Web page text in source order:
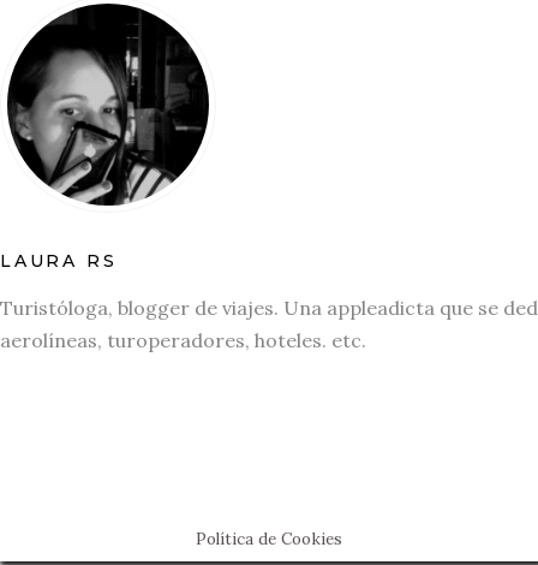
LAURA RS
Turistóloga, blogger de viajes. Una appleadicta que se
aerolíneas, turoperadores, hoteles. etc.
Política de Cookies